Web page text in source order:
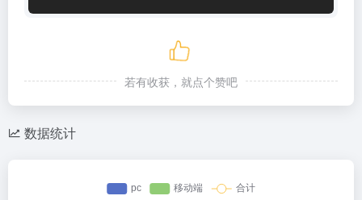
若有收获，就点个赞吧
数据统计